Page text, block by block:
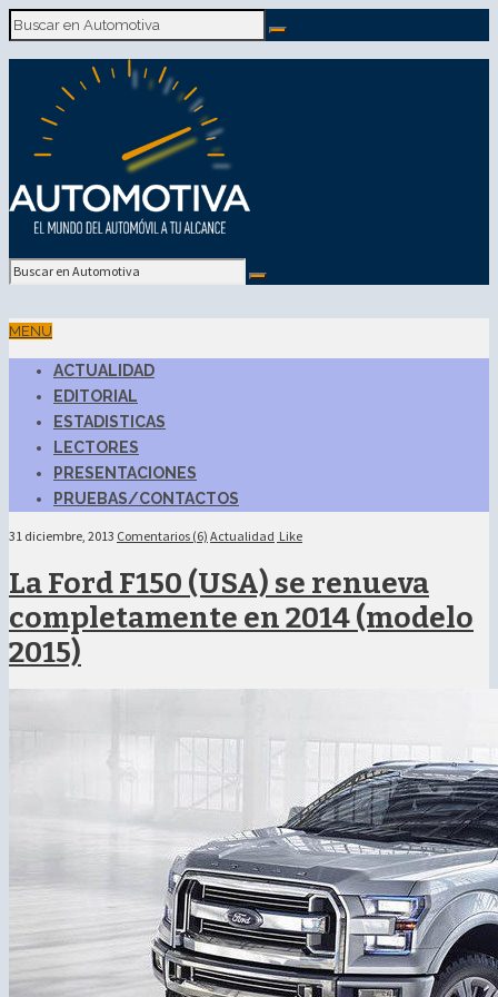
MENU
ACTUALIDAD
EDITORIAL
ESTADISTICAS
LECTORES
PRESENTACIONES
PRUEBAS/CONTACTOS
31 diciembre, 2013 Comentarios (6) Actualidad Like
La Ford F150 (USA) se renueva
completamente en 2014 (modelo
2015)